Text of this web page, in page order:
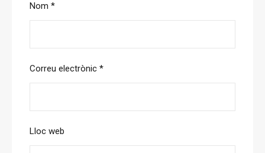
Nom *
Correu electrònic *
Lloc web